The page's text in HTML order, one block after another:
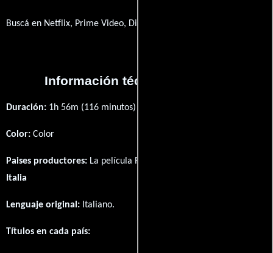
Buscá en Netflix, Prime Video, Disney+
Información técnica y general
Duración: 1h 56m (116 minutos) .
Color: Color
Paises productores: La película Resurrezione fué producida en
Italia
Lenguaje original: Italiano.
Títulos en cada país: